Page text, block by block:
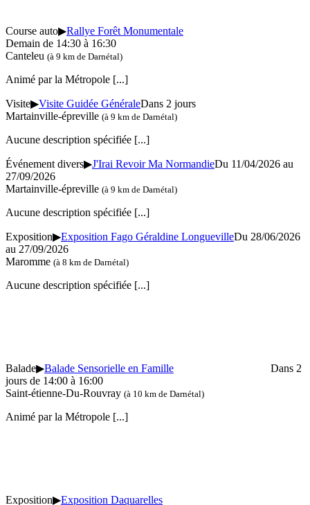
Course auto▶Rallye Forêt Monumentale
Demain de 14:30 à 16:30
Canteleu (à 9 km de Darnétal)
Animé par la Métropole [...]
Visite▶Visite Guidée GénéraleDans 2 jours
Martainville-épreville (à 9 km de Darnétal)
Aucune description spécifiée [...]
Événement divers▶J'Irai Revoir Ma NormandieDu 11/04/2026 au
27/09/2026
Martainville-épreville (à 9 km de Darnétal)
Aucune description spécifiée [...]
Exposition▶Exposition Fago Géraldine LonguevilleDu 28/06/2026
au 27/09/2026
Maromme (à 8 km de Darnétal)
Aucune description spécifiée [...]
Balade▶Balade Sensorielle en Famille
Dans 2
jours de 14:00 à 16:00
Saint-étienne-Du-Rouvray (à 10 km de Darnétal)
Animé par la Métropole [...]
Exposition▶Exposition Daquarelles